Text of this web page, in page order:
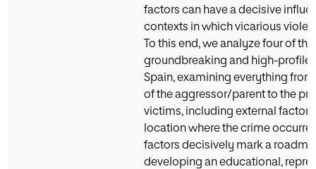
factors can have a decisive
contexts in which vicarious
To this end, we analyze four of
groundbreaking and high-profile
Spain, examining everything
of the aggressor/parent to the
victims, including external factors
location where the crime
factors decisively mark a
developing an educational,